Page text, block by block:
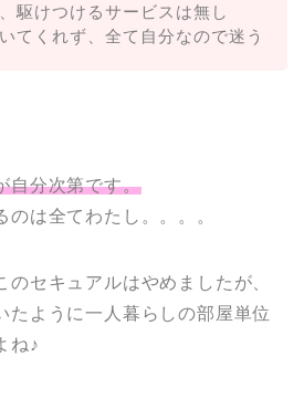
駆けつけるサービスは無し
てくれず、全て自分なので迷う
自分次第です。
は全てわたし。。。。
セキュアルはやめましたが、
たように一人暮らしの部屋単位
ね♪